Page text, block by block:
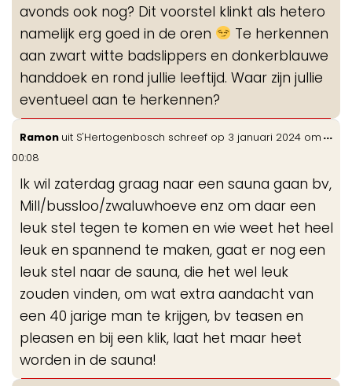
avonds ook nog? Dit voorstel klinkt als hetero
namelijk erg goed in de oren
Te herkennen
aan zwart witte badslippers en donkerblauwe
handdoek en rond jullie leeftijd. Waar zijn jullie
eventueel aan te herkennen?
Ramon uit S'Hertogenbosch schreef op 3 januari 2024 om
00:08
Ik wil zaterdag graag naar een sauna gaan bv,
Mill/bussloo/zwaluwhoeve enz om daar een
leuk stel tegen te komen en wie weet het heel
leuk en spannend te maken, gaat er nog een
leuk stel naar de sauna, die het wel leuk
zouden vinden, om wat extra aandacht van
een 40 jarige man te krijgen, bv teasen en
pleasen en bij een klik, laat het maar heet
worden in de sauna!
...